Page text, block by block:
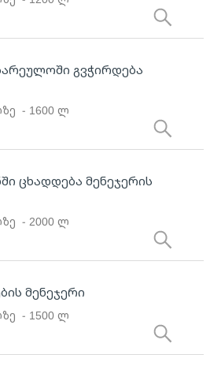
გვჭირდება
- 1600 ლ
ცხადდება მენეჯერის
- 2000 ლ
მენეჯერი
- 1500 ლ